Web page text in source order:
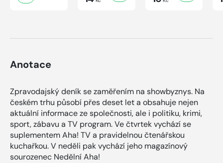
Anotace
Zpravodajský deník se zaměřením na showbyznys. Na
českém trhu působí přes deset let a obsahuje nejen
aktuální informace ze společnosti, ale i politiku, krimi,
sport, zábavu a TV program. Ve čtvrtek vychází se
suplementem Aha! TV a pravidelnou čtenářskou
kuchařkou. V neděli pak vychází jeho magazínový
sourozenec Nedělní Aha!